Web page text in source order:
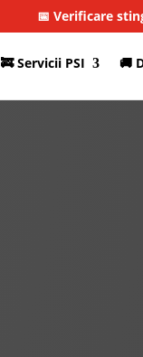
📅 Verificare
🚒 Servicii PSI 🚚